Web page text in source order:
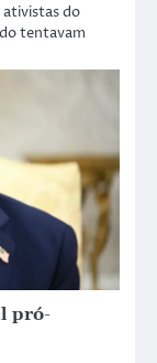
ativistas do
tentavam
pró-